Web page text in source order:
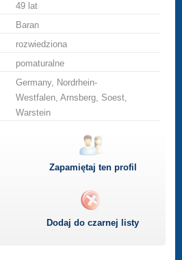
49 lat
Baran
rozwiedziona
pomaturalne
Germany, Nordrhein-
Westfalen, Arnsberg, Soest,
Warstein
Zapamiętaj ten profil
Dodaj do czarnej listy